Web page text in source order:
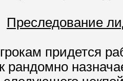
Преследование
придется
рандомно